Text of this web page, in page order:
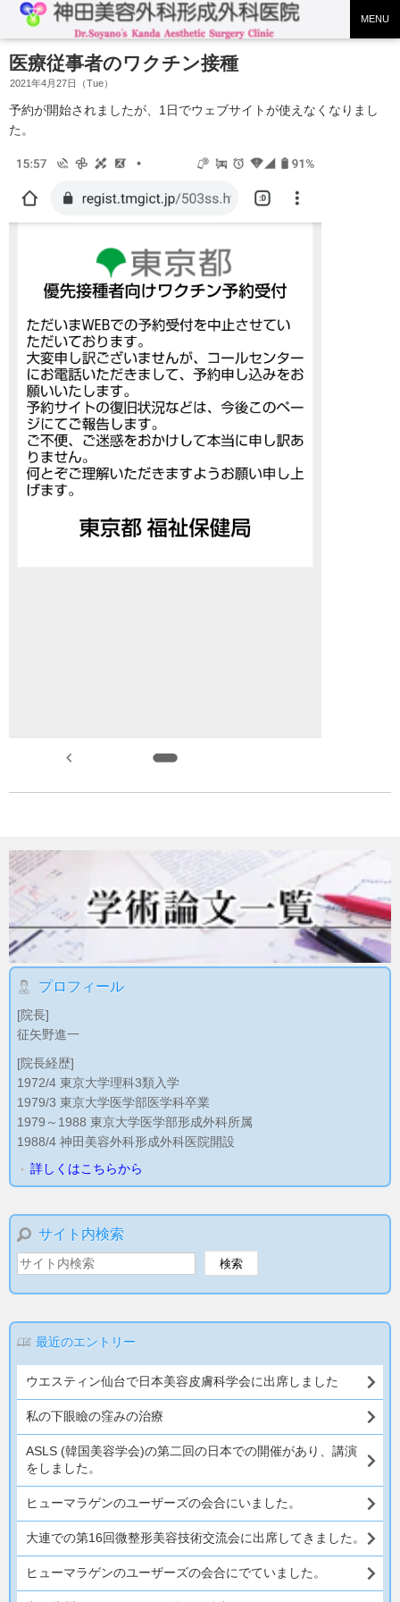
MENU
医療従事者のワクチン接種
2021年4月27日（Tue）
予約が開始されましたが、1日でウェブサイトが使えなくなりまし
た。
プロフィール
[院長]
征矢野進一
[院長経歴]
1972/4 東京大学理科3類入学
1979/3 東京大学医学部医学科卒業
1979～1988 東京大学医学部形成外科所属
1988/4 神田美容外科形成外科医院開設
詳しくはこちらから
サイト内検索
最近のエントリー
ウエスティン仙台で日本美容皮膚科学会に出席しました
私の下眼瞼の窪みの治療
ASLS (韓国美容学会)の第二回の日本での開催があり、講演
をしました。
ヒューマラゲンのユーザーズの会合にいました。
大連での第16回微整形美容技術交流会に出席してきました。
ヒューマラゲンのユーザーズの会合にでていました。